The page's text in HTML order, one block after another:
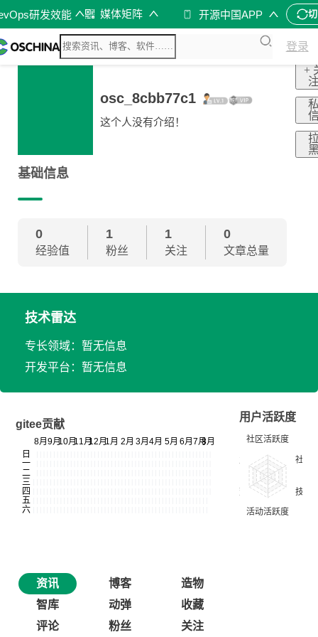
研发效能 媒体矩阵 开源中国APP
登录
osc_8cbb77c1
这个人没有介绍！
+
基础信息
0
经验值
1
粉丝
1
关注
0
文章总量
技术雷达
专长领域：暂无信息
开发平台：暂无信息
gitee贡献
用户活跃度
资讯 博客
造物
智库
动弹
收藏
评论
粉丝 关注